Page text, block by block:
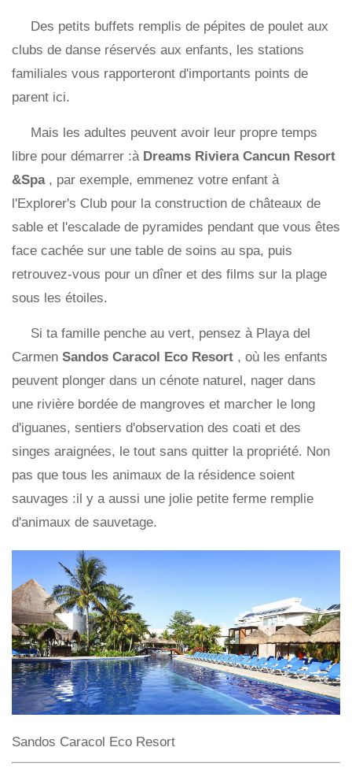
Des petits buffets remplis de pépites de poulet aux
clubs de danse réservés aux enfants, les stations
familiales vous rapporteront d'importants points de
parent ici.
Mais les adultes peuvent avoir leur propre temps
libre pour démarrer :à Dreams Riviera Cancun Resort
&Spa , par exemple, emmenez votre enfant à
l'Explorer's Club pour la construction de châteaux de
sable et l'escalade de pyramides pendant que vous êtes
face cachée sur une table de soins au spa, puis
retrouvez-vous pour un dîner et des films sur la plage
sous les étoiles.
Si ta famille penche au vert, pensez à Playa del
Carmen Sandos Caracol Eco Resort , où les enfants
peuvent plonger dans un cénote naturel, nager dans
une rivière bordée de mangroves et marcher le long
d'iguanes, sentiers d'observation des coati et des
singes araignées, le tout sans quitter la propriété. Non
pas que tous les animaux de la résidence soient
sauvages :il y a aussi une jolie petite ferme remplie
d'animaux de sauvetage.
Sandos Caracol Eco Resort